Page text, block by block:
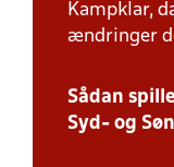
Kampklar,
ændringer
Sådan
Syd- og